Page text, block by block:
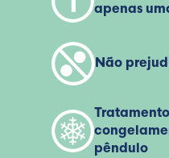
apenas
Não
pêndulo